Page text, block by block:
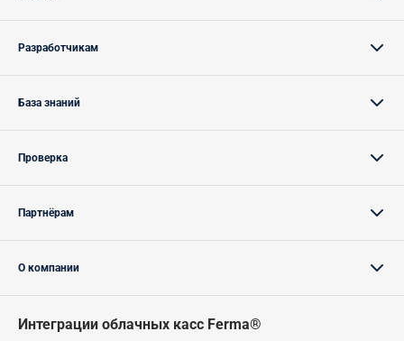
Разработчикам
База знаний
Проверка
Партнёрам
О компании
Интеграции облачных касс Ferma®